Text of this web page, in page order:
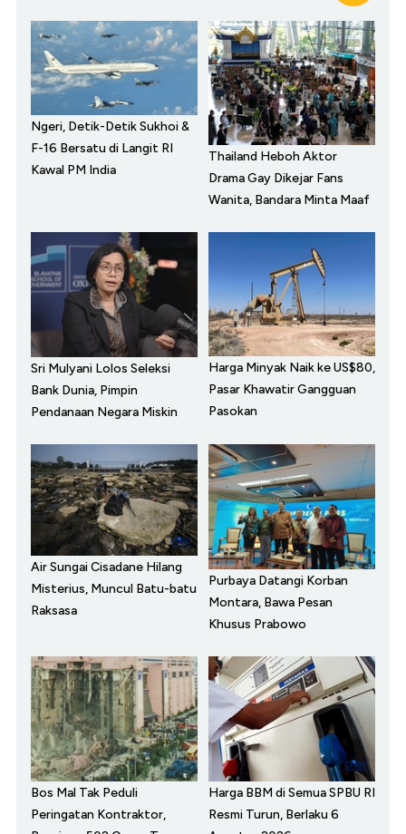
Ngeri, Detik-Detik Sukhoi &
F-16 Bersatu di Langit RI
Kawal PM India
Thailand Heboh Aktor
Drama Gay Dikejar Fans
Wanita, Bandara Minta Maaf
Sri Mulyani Lolos Seleksi
Bank Dunia, Pimpin
Pendanaan Negara Miskin
Harga Minyak Naik ke US$80,
Pasar Khawatir Gangguan
Pasokan
Air Sungai Cisadane Hilang
Misterius, Muncul Batu-batu
Raksasa
Purbaya Datangi Korban
Montara, Bawa Pesan
Khusus Prabowo
Bos Mal Tak Peduli
Peringatan Kontraktor,
Harga BBM di Semua SPBU RI
Resmi Turun, Berlaku 6